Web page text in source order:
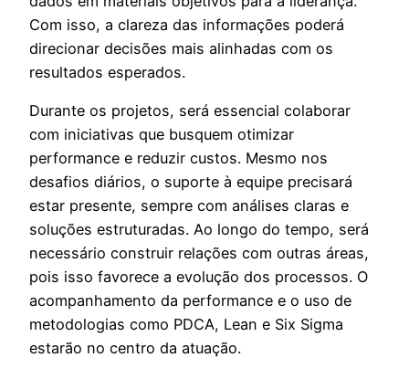
Com isso, a clareza das informações poderá
direcionar decisões mais alinhadas com os
resultados esperados.
Durante os projetos, será essencial colaborar
com iniciativas que busquem otimizar
performance e reduzir custos. Mesmo nos
desafios diários, o suporte à equipe precisará
estar presente, sempre com análises claras e
soluções estruturadas. Ao longo do tempo, será
necessário construir relações com outras áreas,
pois isso favorece a evolução dos processos. O
acompanhamento da performance e o uso de
metodologias como PDCA, Lean e Six Sigma
estarão no centro da atuação.